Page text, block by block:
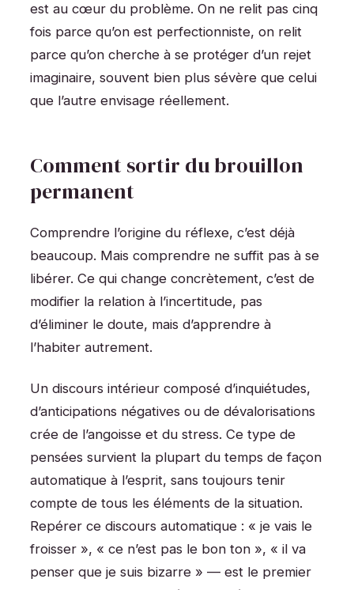
est au cœur du problème. On ne relit pas cinq
fois parce qu’on est perfectionniste, on relit
parce qu’on cherche à se protéger d’un rejet
imaginaire, souvent bien plus sévère que celui
que l’autre envisage réellement.
Comment sortir du brouillon
permanent
Comprendre l’origine du réflexe, c’est déjà
beaucoup. Mais comprendre ne suffit pas à se
libérer. Ce qui change concrètement, c’est de
modifier la relation à l’incertitude, pas
d’éliminer le doute, mais d’apprendre à
l’habiter autrement.
Un discours intérieur composé d’inquiétudes,
d’anticipations négatives ou de dévalorisations
crée de l’angoisse et du stress. Ce type de
pensées survient la plupart du temps de façon
automatique à l’esprit, sans toujours tenir
compte de tous les éléments de la situation.
Repérer ce discours automatique : « je vais le
froisser », « ce n’est pas le bon ton », « il va
penser que je suis bizarre » — est le premier